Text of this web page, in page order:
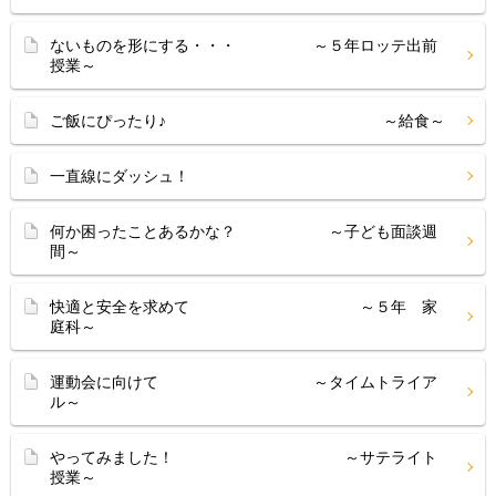
ないものを形にする・・・ ～５年ロッテ出前
授業～
ご飯にぴったり♪ ～給食～
一直線にダッシュ！
何か困ったことあるかな？ ～子ども面談週
間～
快適と安全を求めて ～５年 家
庭科～
運動会に向けて ～タイムトライア
ル～
やってみました！ ～サテライト
授業～